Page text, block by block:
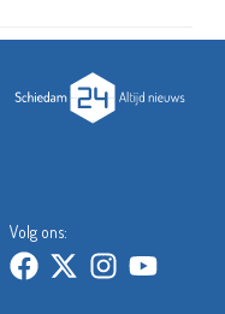
Volg ons: